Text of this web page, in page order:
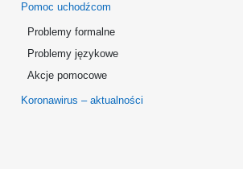
Pomoc uchodźcom
Problemy formalne
Problemy językowe
Akcje pomocowe
Koronawirus – aktualności